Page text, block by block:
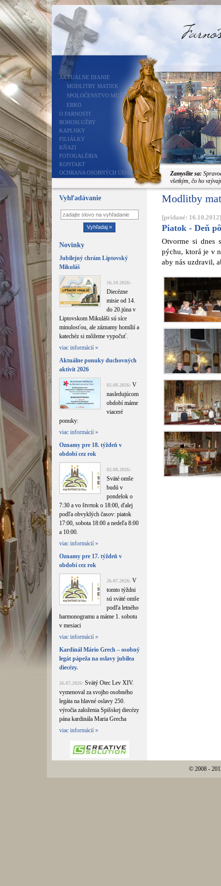
AKTUÁLNE DIANIE
MODLITBY MATIEK
SPOLOČENSTVO MUŽOV
ERKO
O FARNOSTI
BOHOSLUŽBY
KAPLNKY
FILIÁLKY
KŇAZI
FOTOGALÉRIA
KONTAKT
OCHRANA OSOBNÝCH ÚDAJOV
Zamyslite sa:
všetkým, čo ho
Modlitby
[pridané: 16.10.2012]
Piatok - Deň
Otvorme si dnes
pýchu, ktorá je v
aby nás uzdravil,
Vyhľadávanie
Novinky
Jubilejný chrám Liptovský
Mikuláš
16.10.2026:
Diecézne
misie od 14.
do 20.júna v
Liptovskom Mikuláši sú síce
minulosťou, ale záznamy homílií a
katechéz si môžeme vypočuť.
viac informácií »
Aktuálne ponuky duchovných
aktivít 2026
02.08.2026: V
nasledujúcom
období máme
viaceré
ponuky:
viac informácií »
Oznamy pre 18. týždeň v
období cez rok
02.08.2026:
Sväté omše
budú v
pondelok o
7:30 a vo štvrtok o 18:00, ďalej
podľa obvyklých časov: piatok
17:00, sobota 18:00 a nedeľa 8:00
a 10:00.
viac informácií »
Oznamy pre 17. týždeň v
období cez rok
26.07.2026: V
tomto týždni
sú sväté omše
podľa letného
harmonogramu a máme 1. sobotu
v mesiaci
viac informácií »
Kardinál Mário Grech – osobný
legát pápeža na oslavy jubilea
diecézy.
26.07.2026: Svätý Otec Lev XIV.
vymenoval za svojho osobného
legáta na hlavné oslavy 250.
výročia založenia Spišskej diecézy
pána kardinála Maria Grecha
viac informácií »
© 2008 -